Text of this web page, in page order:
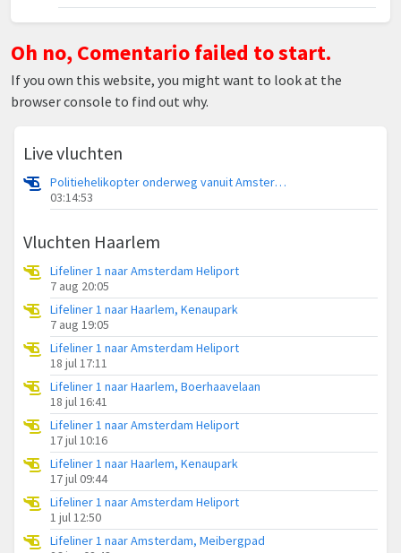
Oh no, Comentario failed to start.
If you own this website, you might want to look at the
browser console to find out why.
Live vluchten
Politiehelikopter onderweg vanuit Amsterdam Vliegveld Schiphol
03:14:53
Vluchten Haarlem
Lifeliner 1 naar Amsterdam Heliport
7 aug 20:05
Lifeliner 1 naar Haarlem, Kenaupark
7 aug 19:05
Lifeliner 1 naar Amsterdam Heliport
18 jul 17:11
Lifeliner 1 naar Haarlem, Boerhaavelaan
18 jul 16:41
Lifeliner 1 naar Amsterdam Heliport
17 jul 10:16
Lifeliner 1 naar Haarlem, Kenaupark
17 jul 09:44
Lifeliner 1 naar Amsterdam Heliport
1 jul 12:50
Lifeliner 1 naar Amsterdam, Meibergpad